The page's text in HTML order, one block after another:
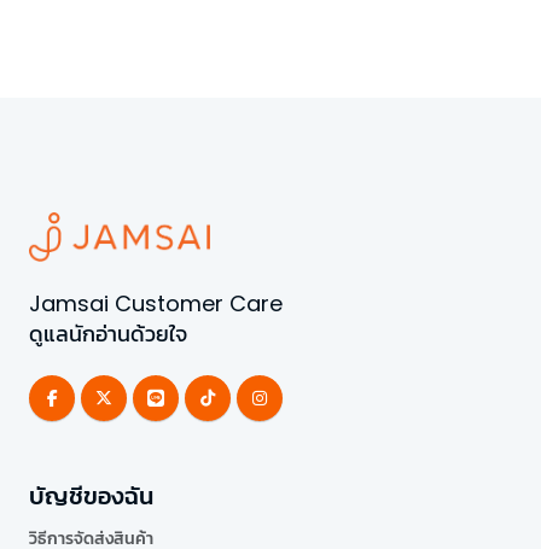
Jamsai Customer Care
ดูแลนักอ่านด้วยใจ
บัญชีของฉัน
วิธีการจัดส่งสินค้า